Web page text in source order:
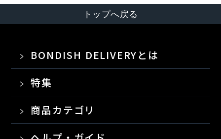
トップへ戻る
BONDISH DELIVERYとは
特集
商品カテゴリ